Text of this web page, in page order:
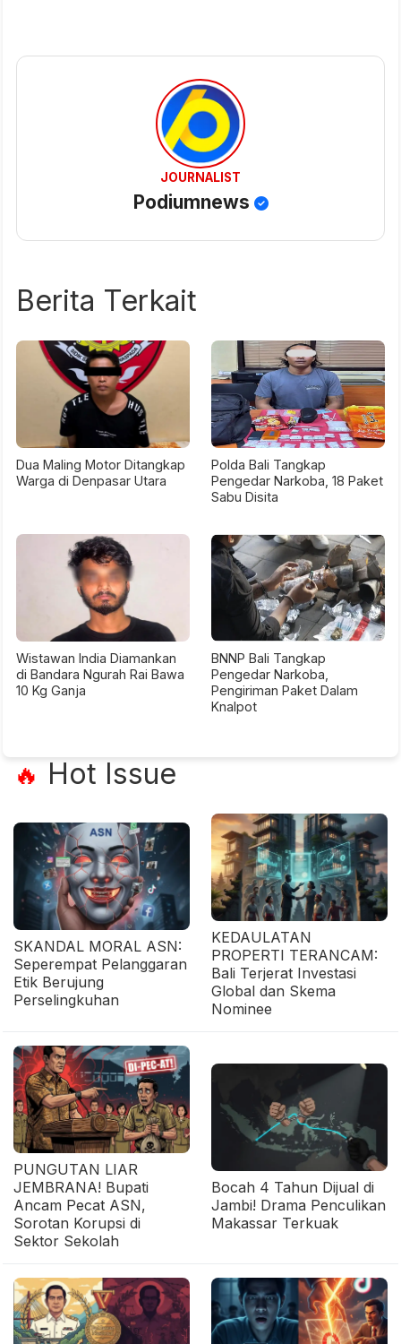
JOURNALIST
Podiumnews
Berita Terkait
Dua Maling Motor Ditangkap
Warga di Denpasar Utara
Polda Bali Tangkap
Pengedar Narkoba, 18 Paket
Sabu Disita
Wistawan India Diamankan
di Bandara Ngurah Rai Bawa
10 Kg Ganja
BNNP Bali Tangkap
Pengedar Narkoba,
Pengiriman Paket Dalam
Knalpot
🔥 Hot Issue
SKANDAL MORAL ASN:
Seperempat Pelanggaran
Etik Berujung
Perselingkuhan
KEDAULATAN
PROPERTI TERANCAM:
Bali Terjerat Investasi
Global dan Skema
Nominee
PUNGUTAN LIAR
JEMBRANA! Bupati
Ancam Pecat ASN,
Sorotan Korupsi di
Sektor Sekolah
Bocah 4 Tahun Dijual di
Jambi! Drama Penculikan
Makassar Terkuak